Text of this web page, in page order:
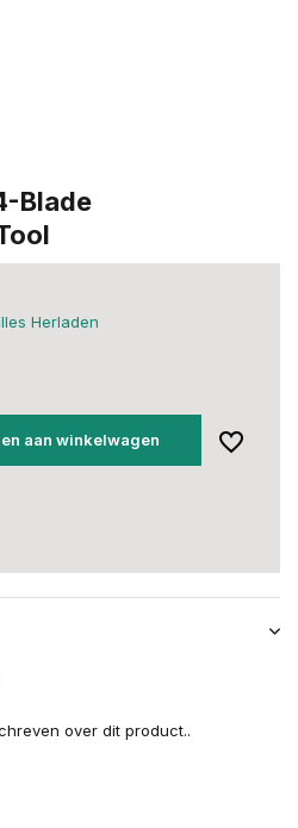
Blade
Herladen
aan winkelwagen
over dit product..